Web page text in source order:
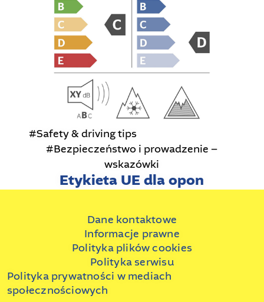
#Safety & driving tips
#Bezpieczeństwo i prowadzenie –
wskazówki
Etykieta UE dla opon
Dane kontaktowe
Informacje prawne
Polityka plików cookies
Polityka serwisu
Polityka prywatności w mediach
społecznościowych